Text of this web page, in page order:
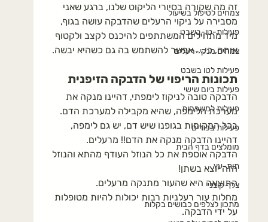
צמחים לטיפול בשיעול
פעילות-טו-בשבט
צמחים מנקי-רעלים
פעילות לטו בשבט
פעילות ביום שישי
פעילות למשפחות
פעילות בפורים
מומלצים בדף הבית
תות-עץ
צלף קוצני
מתכון לצלפים כבושים בקלות
זה מה שקורה בסיורי הליקוט שלנו, ברגע שאני
מסבירה על ניקוי הרעלים שהדבקה עושה בגוף,
מיד מתחילים המשתתפים להיכנס לקצב ולקטוף
אותה, כי.... אפשר להשתמש בה גם כשהיא יבשה.
תכונות הריפוי של הדבקה הזיפנית
הדבקה טובה לניקוז לימפתי, דהיינו מנקה את
מערכת הלימפה, שהיא מקבילה למערכת הדם.
בכל המקומות בגופנו שיש דם, יש גם לימפה,
דהיינו הדבקה מנקה את הדם!! מרעלים.
הדבקה אוספת את כל הנוזל העודף מהתא והנוזל
הזה יוצא בשתן!
התוצאה היא שהעור מתנקה מרעלים.
מחלות עור רעלניות רבות יכולות להיות מטופלות
על ידי הדבקה.